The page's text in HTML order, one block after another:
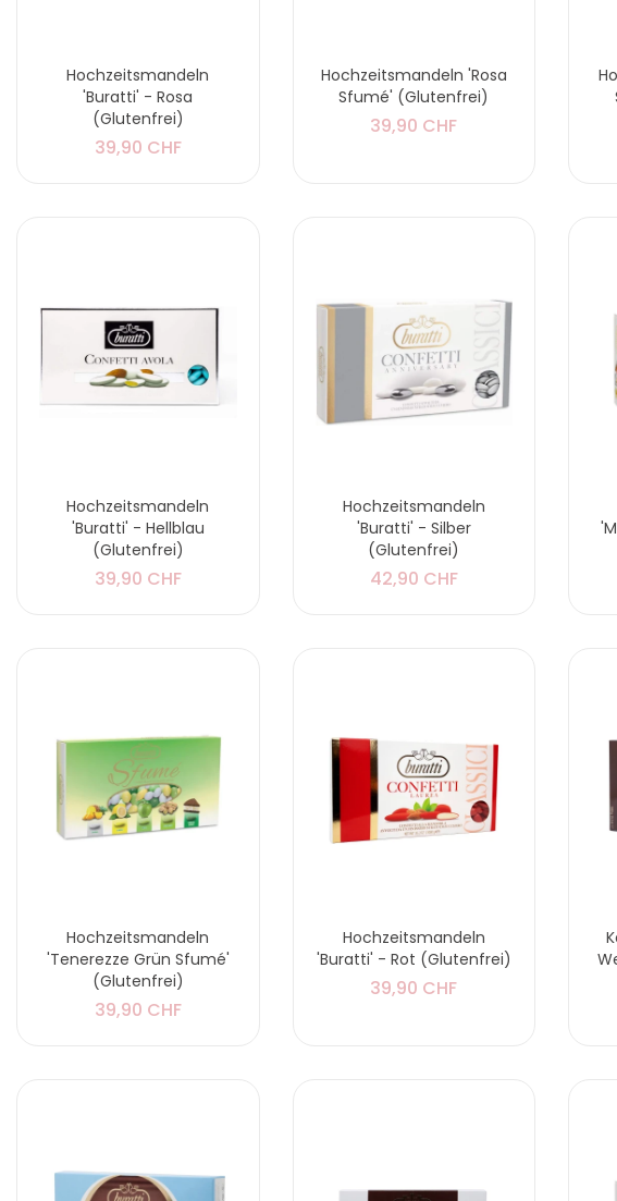
Hochzeitsmandeln
'Buratti' - Rosa
(Glutenfrei)
39,90 CHF
Hochzeitsmandeln 'Rosa
Sfumé' (Glutenfrei)
39,90 CHF
Hochzeitsmandeln
'Buratti' - Hellblau
(Glutenfrei)
39,90 CHF
Hochzeitsmandeln
'Buratti' - Silber
(Glutenfrei)
42,90 CHF
Hochzeitsmandeln
'Tenerezze Grün Sfumé'
(Glutenfrei)
39,90 CHF
Hochzeitsmandeln
'Buratti' - Rot (Glutenfrei)
39,90 CHF